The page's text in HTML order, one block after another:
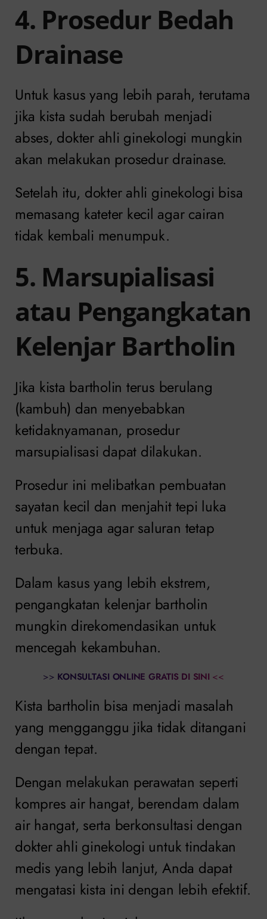
4. Prosedur Bedah
Drainase
Untuk kasus yang lebih parah, terutama
jika kista sudah berubah menjadi
abses, dokter ahli ginekologi mungkin
akan melakukan prosedur drainase.
Setelah itu, dokter ahli ginekologi bisa
memasang kateter kecil agar cairan
tidak kembali menumpuk.
5. Marsupialisasi
atau Pengangkatan
Kelenjar Bartholin
Jika kista bartholin terus berulang
(kambuh) dan menyebabkan
ketidaknyamanan, prosedur
marsupialisasi dapat dilakukan.
Prosedur ini melibatkan pembuatan
sayatan kecil dan menjahit tepi luka
untuk menjaga agar saluran tetap
terbuka.
Dalam kasus yang lebih ekstrem,
pengangkatan kelenjar bartholin
mungkin direkomendasikan untuk
mencegah kekambuhan.
>> KONSULTASI ONLINE GRATIS DI SINI <<
Kista bartholin bisa menjadi masalah
yang mengganggu jika tidak ditangani
dengan tepat.
Dengan melakukan perawatan seperti
kompres air hangat, berendam dalam
air hangat, serta berkonsultasi dengan
dokter ahli ginekologi untuk tindakan
medis yang lebih lanjut, Anda dapat
mengatasi kista ini dengan lebih efektif.